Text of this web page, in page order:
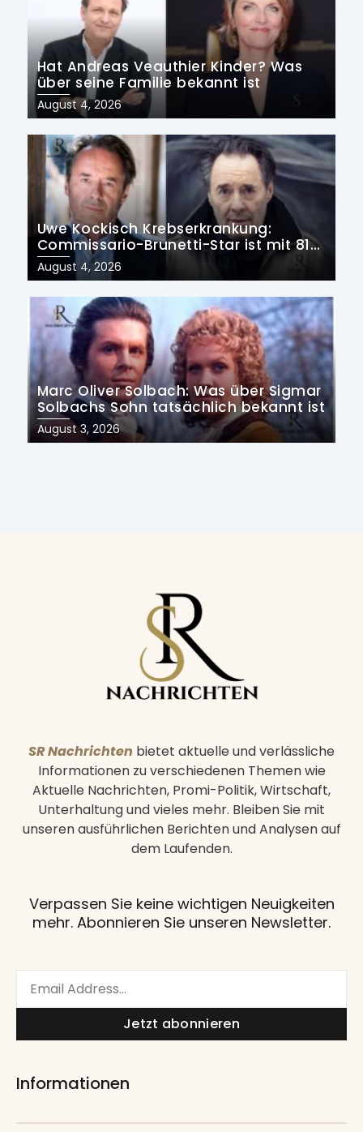
Hat Andreas Veauthier Kinder? Was
über seine Familie bekannt ist
Posted
on
August 4, 2026
Uwe Kockisch Krebserkrankung:
Commissario-Brunetti-Star ist mit 81
Jahren gestorben
Posted
on
August 4, 2026
Marc Oliver Solbach: Was über Sigmar
Solbachs Sohn tatsächlich bekannt ist
Posted
on
August 3, 2026
SR Nachrichten bietet aktuelle und verlässliche
Informationen zu verschiedenen Themen wie
Aktuelle Nachrichten, Promi-Politik, Wirtschaft,
Unterhaltung und vieles mehr. Bleiben Sie mit
unseren ausführlichen Berichten und Analysen auf
dem Laufenden.
Verpassen Sie keine wichtigen Neuigkeiten
mehr. Abonnieren Sie unseren Newsletter.
Jetzt abonnieren
Informationen